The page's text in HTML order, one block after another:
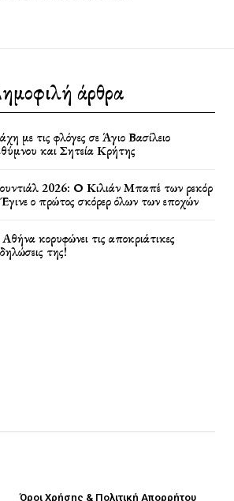
άρθρα
με τις φλόγες σε Άγιο Βασίλειο
και Σητεία Κρήτης
2026: Ο Κιλιάν Μπαπέ των ρεκόρ
ο πρώτος σκόρερ όλων των εποχών
κορυφώνει τις αποκριάτικες
της!
Όροι Χρήσης & Πολιτική Απορρήτου